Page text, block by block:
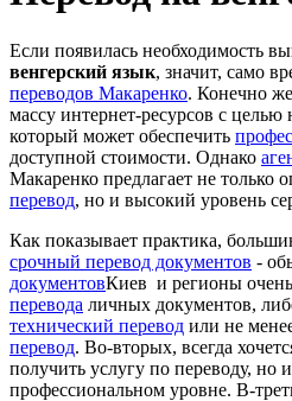
Если появилась необходимость
венгерский язык, значит, само
переводов Макаренко. Конечно
массу интернет-ресурсов с целью
который может обеспечить
доступной стоимости. Однако
Макаренко предлагает не только
перевод, но и высокий уровень
Как показывает практика,
срочный перевод документов -
документовКиев и регионы очень
перевода личных документов,
технический перевод или не
перевод. Во-вторых, всегда
получить услугу по переводу, но
профессиональном уровне. В-